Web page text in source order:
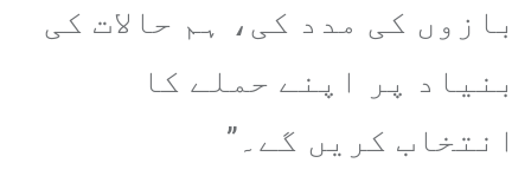
بازوں کی مدد کی، ہم حالات کی
بنیاد پر اپنے حملے کا
انتخاب کریں گے۔”